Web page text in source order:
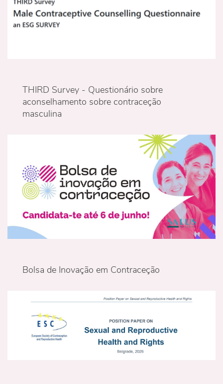
THIRD Survey - Questionário sobre
aconselhamento sobre contraceção
masculina
Bolsa de Inovação em Contraceção